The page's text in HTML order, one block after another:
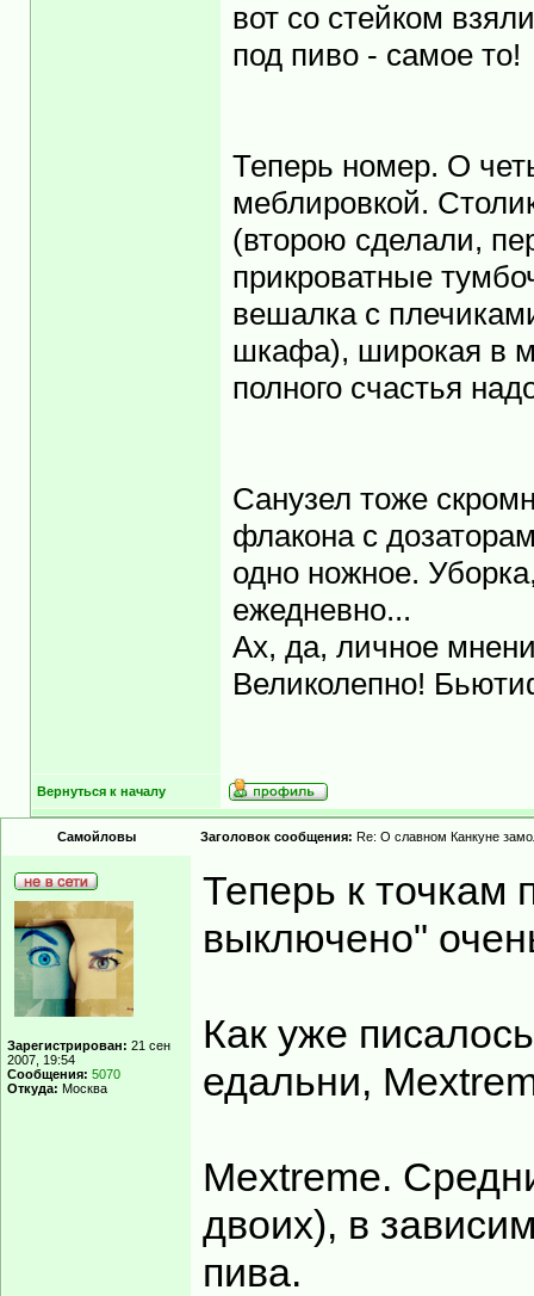
вот со стейком
под пиво - самое то!
Теперь номер. О
меблировкой.
(второю сделали,
прикроватные
вешалка с
шкафа), широкая в
полного счастья
Санузел тоже
флакона с
одно ножное.
ежедневно...
Ах, да, личное
Великолепно!
Вернуться к началу
Самойловы Заголовок сообщения: Re: О славном Канкуне
Зарегистрирован: 21 сен
2007, 19:54
Сообщения: 5070
Откуда: Москва
Теперь к точкам
выключено"
Как уже
едальни,
Mextreme.
двоих), в
пива.